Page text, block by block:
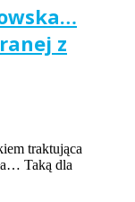
z
traktująca
Taką dla